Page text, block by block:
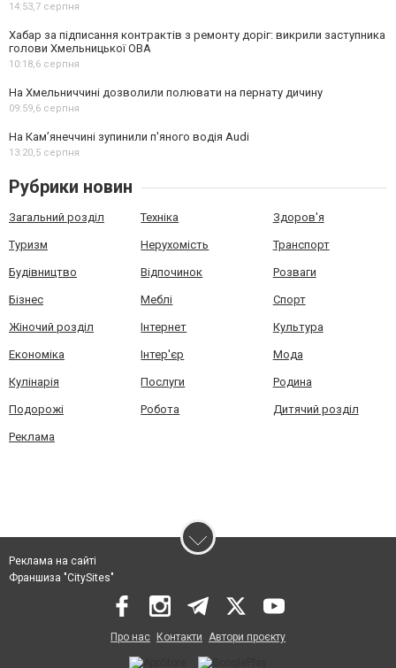
14:53,7 серпня
Хабар за підписання контрактів з ремонту доріг: викрили заступника
голови Хмельницької ОВА
10:18,6 серпня
На Хмельниччині дозволили полювати на пернату дичину
09:59,6 серпня
На Камʼянеччині зупинили п'яного водія Audi
13:20,5 серпня
Рубрики новин
Загальний розділ Техніка Здоров'я
Туризм Нерухомість Транспорт
Будівництво Відпочинок Розваги
Бізнес Меблі Спорт
Жіночий розділ Інтернет Культура
Економіка Інтер'єр Мода
Кулінарія Послуги Родина
Подорожі Робота Дитячий розділ
Реклама
Реклама на сайті
Франшиза "CitySites"
Про нас Контакти Автори проєкту